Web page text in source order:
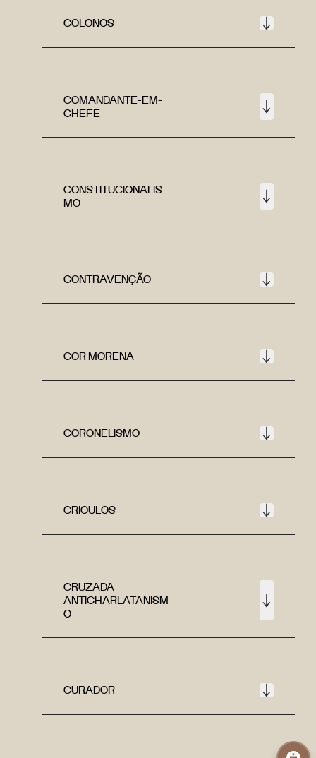
COLONOS
COMANDANTE-EM-
CHEFE
CONSTITUCIONALIS
MO
CONTRAVENÇÃO
COR MORENA
CORONELISMO
CRIOULOS
CRUZADA
ANTICHARLATANISM
O
CURADOR